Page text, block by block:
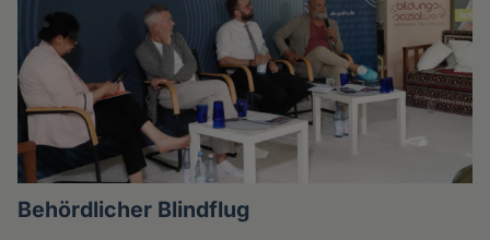
Behördlicher Blindflug